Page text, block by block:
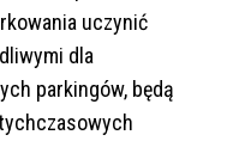
uczynić
dla
parkingów, będą